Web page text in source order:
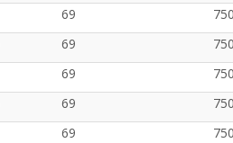
69
750
69
750
69
750
69
750
69 750